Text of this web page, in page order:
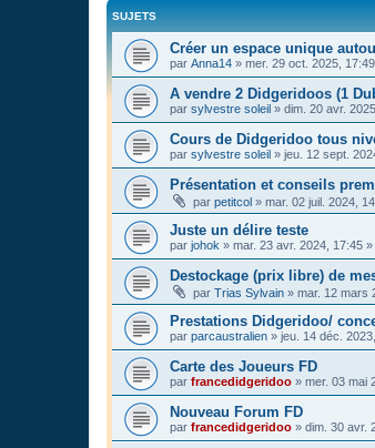
SUJETS
Créer un espace unique
par Anna14 » mer. 29 oct. 2025, 17:49
A vendre 2 Didgeridoos (1
par sylvestre soleil » dim. 20 avr.
Cours de Didgeridoo tous
par sylvestre soleil » jeu. 12 sept.
Présentation et conseils
par petitcol » mar. 02 juil. 2024,
Juste un délire teste
par johok » mar. 23 avr. 2024, 17:45 »
Destockage (prix libre) de
par Trias Sylvain » mar. 12 mars
Prestations Didgeridoo/
par parcaustralien » jeu. 14 déc.
Carte des Joueurs FD
par francedidgeridoo » mer. 03 mai
Nouveau Forum FD
par francedidgeridoo » dim. 30 avr.